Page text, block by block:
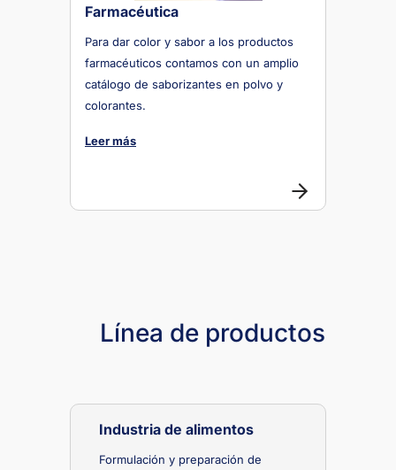
Farmacéutica
Para dar color y sabor a los productos
farmacéuticos contamos con un amplio
catálogo de saborizantes en polvo y
colorantes.
Leer más
Línea de productos
Industria de alimentos
Formulación y preparación de